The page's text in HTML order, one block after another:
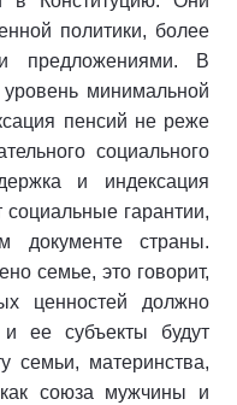
политики, более
предложениями. В
уровень минимальной
пенсий не реже
социального
и индексация
гарантии,
документе страны.
семье, это говорит,
ценностей должно
ее субъекты будут
семьи, материнства,
союза мужчины и